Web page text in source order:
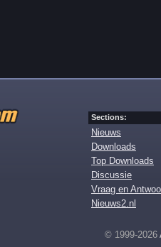
Sections:
Nieuws
Downloads
Top Downloads
Discussie
Vraag en
Nieuws2.nl
© 1999-2026